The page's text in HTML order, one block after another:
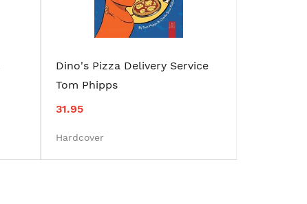
Dino's Pizza Delivery Service
Tom Phipps
31.95
Hardcover